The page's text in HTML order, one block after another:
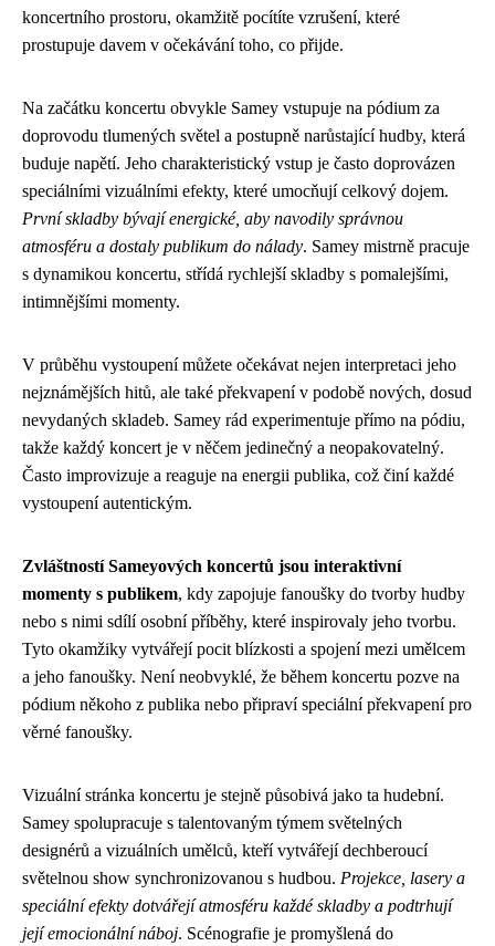
koncertního prostoru, okamžitě pocítíte vzrušení, které
prostupuje davem v očekávání toho, co přijde.
Na začátku koncertu obvykle Samey vstupuje na pódium za
doprovodu tlumených světel a postupně narůstající hudby, která
buduje napětí. Jeho charakteristický vstup je často doprovázen
speciálními vizuálními efekty, které umocňují celkový dojem.
První skladby bývají energické, aby navodily správnou
atmosféru a dostaly publikum do nálady. Samey mistrně pracuje
s dynamikou koncertu, střídá rychlejší skladby s pomalejšími,
intimnějšími momenty.
V průběhu vystoupení můžete očekávat nejen interpretaci jeho
nejznámějších hitů, ale také překvapení v podobě nových, dosud
nevydaných skladeb. Samey rád experimentuje přímo na pódiu,
takže každý koncert je v něčem jedinečný a neopakovatelný.
Často improvizuje a reaguje na energii publika, což činí každé
vystoupení autentickým.
Zvláštností Sameyových koncertů jsou interaktivní
momenty s publikem, kdy zapojuje fanoušky do tvorby hudby
nebo s nimi sdílí osobní příběhy, které inspirovaly jeho tvorbu.
Tyto okamžiky vytvářejí pocit blízkosti a spojení mezi umělcem
a jeho fanoušky. Není neobvyklé, že během koncertu pozve na
pódium někoho z publika nebo připraví speciální překvapení pro
věrné fanoušky.
Vizuální stránka koncertu je stejně působivá jako ta hudební.
Samey spolupracuje s talentovaným týmem světelných
designérů a vizuálních umělců, kteří vytvářejí dechberoucí
světelnou show synchronizovanou s hudbou. Projekce, lasery a
speciální efekty dotvářejí atmosféru každé skladby a podtrhují
její emocionální náboj. Scénografie je promyšlená do